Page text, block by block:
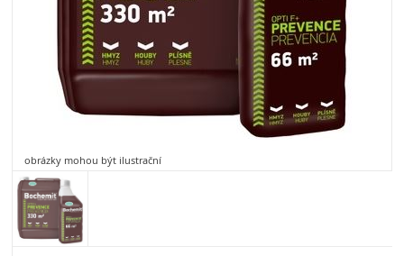
obrázky mohou být ilustrační